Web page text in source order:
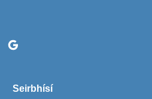
Seirbhísí